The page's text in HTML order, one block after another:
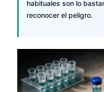
habituales son lo
reconocer el peligro.